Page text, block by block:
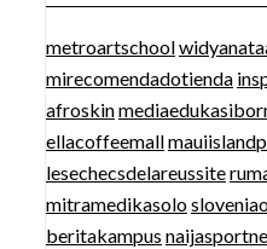
metroartschool
mirecomendadotienda
afroskin
ellacoffeemall
lesechecsdelareussite
mitramedikasolo
beritakampus